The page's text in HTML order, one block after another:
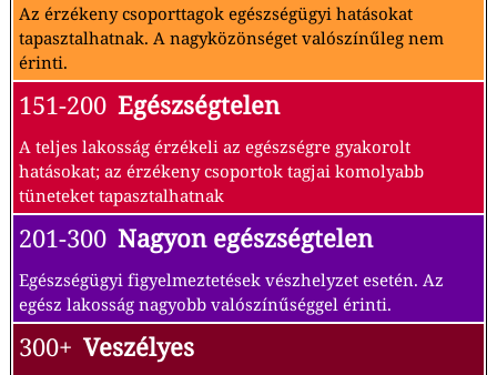
Az érzékeny csoporttagok egészségügyi hatásokat
tapasztalhatnak. A nagyközönséget valószínűleg nem
érinti.
151-200 Egészségtelen
A teljes lakosság érzékeli az egészségre gyakorolt
hatásokat; az érzékeny csoportok tagjai komolyabb
tüneteket tapasztalhatnak
201-300 Nagyon egészségtelen
Egészségügyi figyelmeztetések vészhelyzet esetén. Az
egész lakosság nagyobb valószínűséggel érinti.
300+ Veszélyes